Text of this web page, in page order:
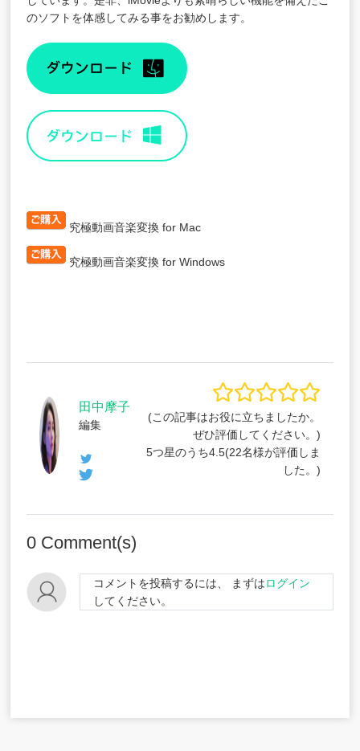
のソフトを体感してみる事をお勧めします。
究極動画音楽変換 for Mac
究極動画音楽変換 for Windows
田中摩子
編集
(この記事はお役に立ちましたか。
ぜひ評価してください。)
5つ星のうち4.5(22名様が評価しま
した。)
0 Comment(s)
コメントを投稿するには、 まずはログイン
してください。